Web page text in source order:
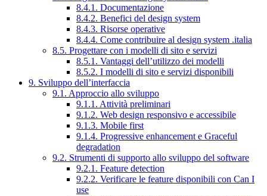
8.4.1. Documentazione
8.4.2. Benefici del design system
8.4.3. Risorse operative
8.4.4. Come contribuire al design system .italia
8.5. Progettare con i modelli di sito e servizi
8.5.1. Vantaggi dell’utilizzo dei modelli
8.5.2. I modelli di sito e servizi disponibili
9. Sviluppo dell’interfaccia
9.1. Approccio allo sviluppo
9.1.1. Attività preliminari
9.1.2. Web design responsivo e accessibile
9.1.3. Mobile first
9.1.4. Progressive enhancement e Graceful
degradation
9.2. Strumenti di supporto allo sviluppo del software
9.2.1. Feature detection
9.2.2. Verificare le feature disponibili con Can I
use